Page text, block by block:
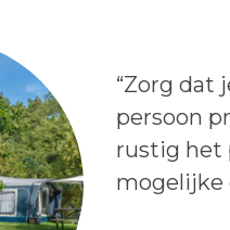
Lees het
“Zorg dat
persoon
rustig het
mogelijke